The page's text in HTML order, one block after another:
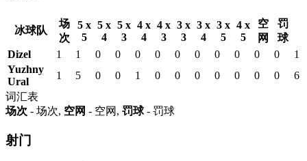
冰球队
场
次
5 x
5
5 x
4
5 x
3
4 x
4
4 x
3
3 x
3
3 x
4
3 x
5
4 x
5
空
网
罚
球
Dizel
1 1 0 0 0 0 0 0 0 0 0 0
1
Yuzhny
Ural
1 5 0 0 1 0 0 0 0 0 0 0
6
词汇表
场次 - 场次, 空网 - 空网, 罚球- 罚球
射门